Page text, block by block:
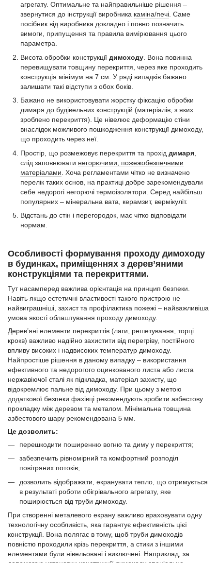
агрегату. Оптимальне та найправильніше рішення –
звернутися до інструкції виробника каміна/печі. Саме
посібник від виробника докладно і повно позначить
вимоги, припущення та правила вимірювання цього
параметра.
Висота обробки конструкції димоходу . Вона повинна
перевищувати товщину перекриття, через яке проходить
конструкція мінімум на 7 см. У ряді випадків бажано
залишати такі відступи з обох боків.
Бажано не використовувати жорстку фіксацію обробки
димаря до будівельних конструкцій (матеріалів, з яких
зроблено перекриття). Це нівелює деформацію стіни
внаслідок можливого пошкодження конструкції димоходу,
що проходить через неї.
Простір, що розмежовує перекриття та прохід димаря
слід заповнювати негорючими, пожежобезпечними
матеріалами . Хоча регламентами чітко не визначено
перелік таких основ, на практиці добре зарекомендували
себе недорогі негорючі термоізолятори. Серед найбільш
популярних – мінеральна вата, керамзит, вермікуліт.
Відстань до стін і перегородок, має чітко відповідати
нормам.
Особливості формування проходу димоходу
в будинках, приміщеннях з дерев’яними
конструкціями та перекриттями.
Тут насамперед важлива орієнтація на принцип безпеки.
Навіть якщо естетичні властивості такого пристрою не
найвиграшніші, захист та профілактика пожежі – найважливіша
умова якості облаштування проходу димоходу.
Дерев’яні елементи перекриттів (лаги, решетування, торці
крокв) важливо надійно захистити від перегріву, постійного
впливу високих і надвисоких температур димоходу.
Найпростіше рішення в даному випадку – використання
ефективного та недорогого оцинкованого листа або листа
нержавіючої сталі як підкладка, матеріал захисту, що
відокремлює пальне від димоходу. При цьому з метою
додаткової безпеки фахівці рекомендують зробити азбестову
прокладку між деревом та металом. Мінімальна товщина
азбестового шару рекомендована 5 мм.
Це дозволить:
перешкодити поширенню вогню та диму у перекриття;
забезпечить рівномірний та комфортний розподіл
повітряних потоків;
дозволить відображати, екранувати тепло, що отримується
в результаті роботи обігрівального агрегату, яке
поширюється від труби димоходу.
При створенні металевого екрану важливо враховувати одну
технологічну особливість, яка гарантує ефективність цієї
конструкції. Вона полягає в тому, щоб труби димоходів
повністю проходили крізь перекриття, а стики з іншими
елементами були нівельовані і виключені. Наприклад, за